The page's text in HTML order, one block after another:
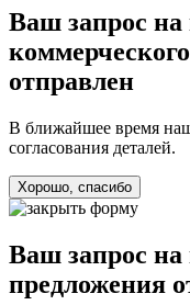
Ваш запрос на
отправлен
В ближайшее время
согласования деталей.
Хорошо, спасибо
Ваш запрос на
предложения